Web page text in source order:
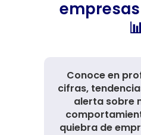
Conoce en
cifras,
alerta sobre
quiebra de